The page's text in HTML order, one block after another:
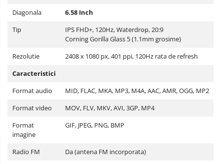
Diagonala
6.58 Inch
Tip
IPS FHD+, 120Hz, Waterdrop, 20:9
Corning Gorilla Glass 5 (1.1mm grosime)
Rezolutie
2408 x 1080 px, 401 ppi, 120Hz rata de refresh
Caracteristici
Format audio
MID, FLAC, MKA, MP3, M4A, AAC, AMR, OGG, MP2
Format video
MOV, FLV, MKV, AVI, 3GP, MP4
Format
imagine
GIF, JPEG, PNG, BMP
Radio FM
Da (antena FM incorporata)